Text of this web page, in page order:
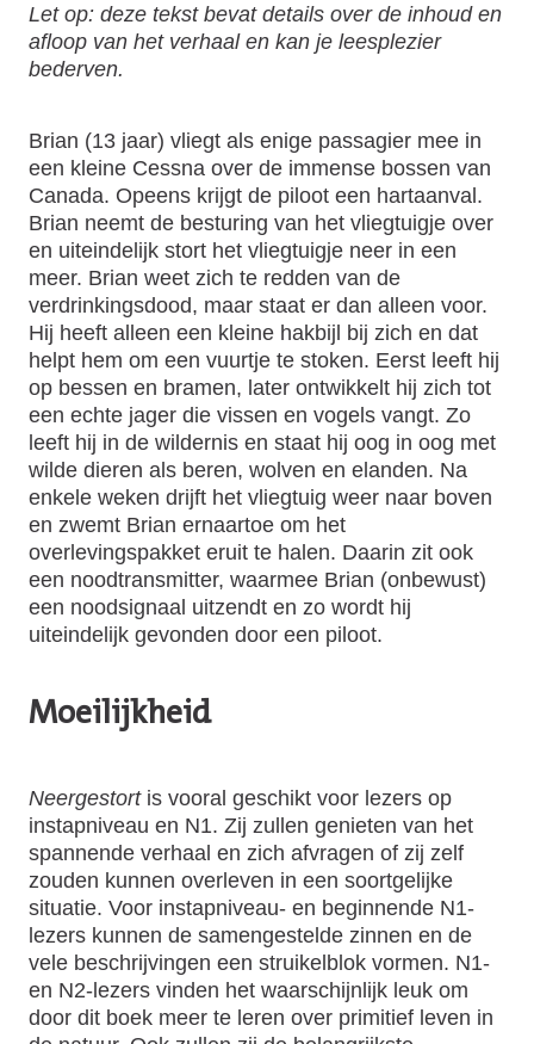
Let op: deze tekst bevat details over de inhoud en
afloop van het verhaal en kan je leesplezier
bederven.
Brian (13 jaar) vliegt als enige passagier mee in
een kleine Cessna over de immense bossen van
Canada. Opeens krijgt de piloot een hartaanval.
Brian neemt de besturing van het vliegtuigje over
en uiteindelijk stort het vliegtuigje neer in een
meer. Brian weet zich te redden van de
verdrinkingsdood, maar staat er dan alleen voor.
Hij heeft alleen een kleine hakbijl bij zich en dat
helpt hem om een vuurtje te stoken. Eerst leeft hij
op bessen en bramen, later ontwikkelt hij zich tot
een echte jager die vissen en vogels vangt. Zo
leeft hij in de wildernis en staat hij oog in oog met
wilde dieren als beren, wolven en elanden. Na
enkele weken drijft het vliegtuig weer naar boven
en zwemt Brian ernaartoe om het
overlevingspakket eruit te halen. Daarin zit ook
een noodtransmitter, waarmee Brian (onbewust)
een noodsignaal uitzendt en zo wordt hij
uiteindelijk gevonden door een piloot.
Moeilijkheid
Neergestortis vooral geschikt voor lezers op
instapniveau en N1. Zij zullen genieten van het
spannende verhaal en zich afvragen of zij zelf
zouden kunnen overleven in een soortgelijke
situatie. Voor instapniveau- en beginnende N1-
lezers kunnen de samengestelde zinnen en de
vele beschrijvingen een struikelblok vormen. N1-
en N2-lezers vinden het waarschijnlijk leuk om
door dit boek meer te leren over primitief leven in